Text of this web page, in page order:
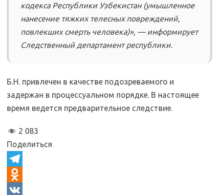
кодекса Республики Узбекистан (умышленное
нанесение тяжких телесных повреждений,
повлекших смерть человека)», — информирует
Следственный департамент республики.
Б.Н. привлечен в качестве подозреваемого и
задержан в процессуальном порядке. В настоящее
время ведется предварительное следствие.
2 083
Поделиться
T
eO